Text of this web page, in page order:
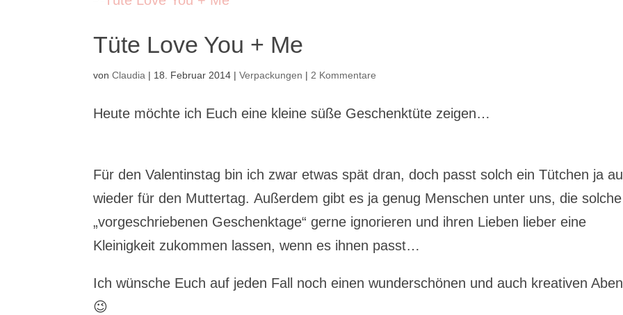
Tüte Love You + Me
vonClaudia | 18. Februar 2014 |Verpackungen | 2 Kommentare
Heute möchte ich Euch eine kleine süße Geschenktüte zeigen…
Für den Valentinstag bin ich zwar etwas spät dran, doch passt solch ein Tütchen ja
wieder für den Muttertag. Außerdem gibt es ja genug Menschen unter uns, die solche
„vorgeschriebenen Geschenktage“ gerne ignorieren und ihren Lieben lieber eine
Kleinigkeit zukommen lassen, wenn es ihnen passt…
Ich wünsche Euch auf jeden Fall noch einen wunderschönen und auch kreativen
😉